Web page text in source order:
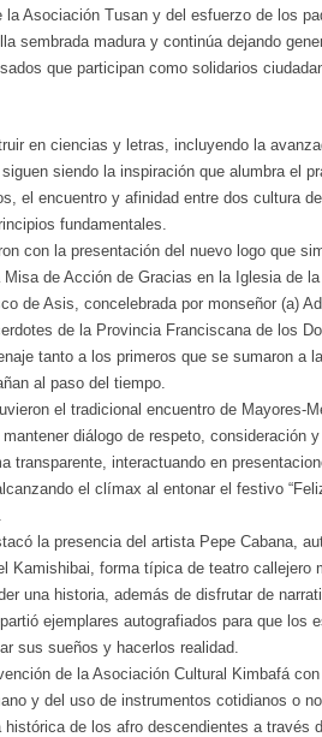
la Asociación Tusan y del esfuerzo de los
sembrada madura y continúa dejando
que participan como solidarios
en ciencias y letras, incluyendo la
siendo la inspiración que alumbra el
el encuentro y afinidad entre dos cultura
fundamentales.
con la presentación del nuevo logo que
de Acción de Gracias en la Iglesia de
de Asis, concelebrada por monseñor (a)
de la Provincia Franciscana de los
tanto a los primeros que se sumaron a
al paso del tiempo.
el tradicional encuentro de Mayores-
diálogo de respeto, consideración
transparente, interactuando en
el clímax al entonar el festivo
la presencia del artista Pepe Cabana,
Kamishibai, forma típica de teatro callejero
una historia, además de disfrutar de
ejemplares autografiados para que los
sus sueños y hacerlos realidad.
de la Asociación Cultural Kimbafá
y del uso de instrumentos cotidianos o no
de los afro descendientes a través